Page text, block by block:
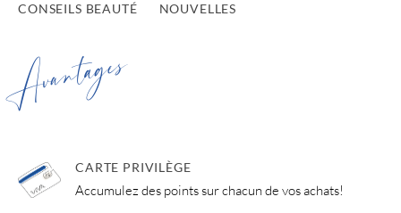
CONSEILS BEAUTÉ
NOUVELLES
CARTE PRIVILÈGE
Accumulez des points sur chacun de vos achats!